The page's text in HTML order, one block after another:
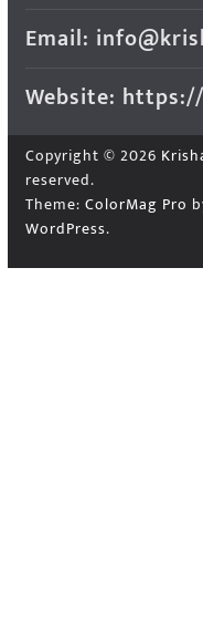
Email:
Website:
Copyright © 2026
reserved.
Theme: ColorMag Pro
WordPress.